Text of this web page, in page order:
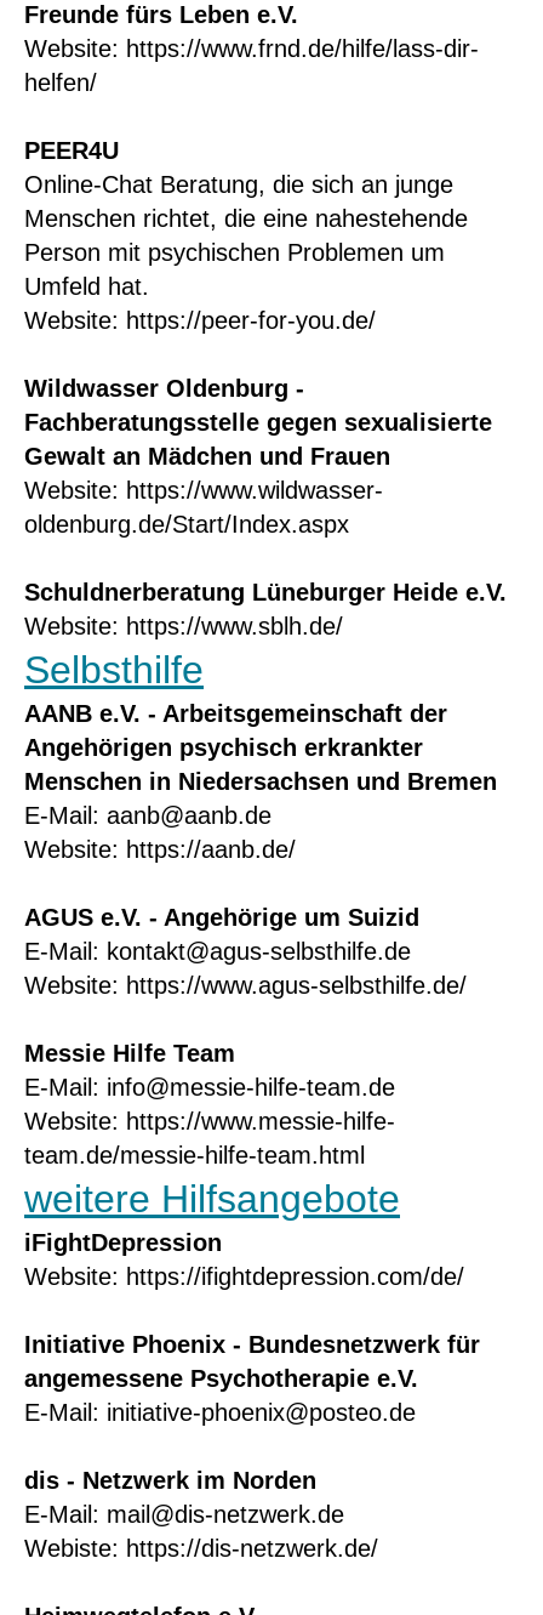
Freunde fürs Leben e.V.
Website: https://www.frnd.de/hilfe/lass-dir-
helfen/
PEER4U
Online-Chat Beratung, die sich an junge
Menschen richtet, die eine nahestehende
Person mit psychischen Problemen um
Umfeld hat.
Website: https://peer-for-you.de/
Wildwasser Oldenburg -
Fachberatungsstelle gegen sexualisierte
Gewalt an Mädchen und Frauen
Website: https://www.wildwasser-
oldenburg.de/Start/Index.aspx
Schuldnerberatung Lüneburger Heide e.V.
Website: https://www.sblh.de/
Selbsthilfe
AANB e.V. - Arbeitsgemeinschaft der
Angehörigen psychisch erkrankter
Menschen in Niedersachsen und Bremen
E-Mail: aanb@aanb.de
Website: https://aanb.de/
AGUS e.V. - Angehörige um Suizid
E-Mail: kontakt@agus-selbsthilfe.de
Website: https://www.agus-selbsthilfe.de/
Messie Hilfe Team
E-Mail: info@messie-hilfe-team.de
Website: https://www.messie-hilfe-
team.de/messie-hilfe-team.html
weitere Hilfsangebote
iFightDepression
Website: https://ifightdepression.com/de/
Initiative Phoenix - Bundesnetzwerk für
angemessene Psychotherapie e.V.
E-Mail: initiative-phoenix@posteo.de
dis - Netzwerk im Norden
E-Mail: mail@dis-netzwerk.de
Webiste: https://dis-netzwerk.de/